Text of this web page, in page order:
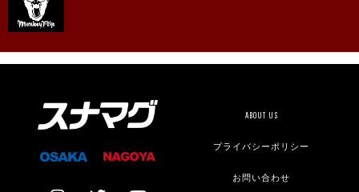
ABOUT US
プライバシーポリシー
お問い合わせ